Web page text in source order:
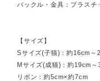
バックル・金具：プラスチ
【サイズ】
Sサイズ(子猫)：約16cm～
Mサイズ(成猫)：約19cm
リボン：約5cm×約7cm